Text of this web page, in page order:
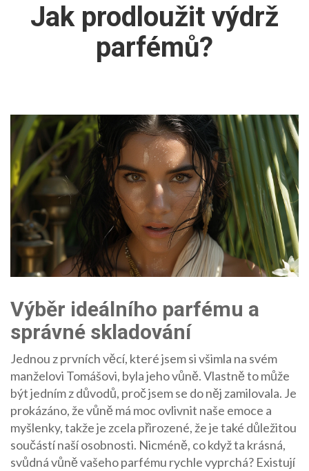
Jak prodloužit výdrž
parfémů?
Výběr ideálního parfému a
správné skladování
Jednou z prvních věcí, které jsem si všimla na svém
manželovi Tomášovi, byla jeho vůně. Vlastně to může
být jedním z důvodů, proč jsem se do něj zamilovala. Je
prokázáno, že vůně má moc ovlivnit naše emoce a
myšlenky, takže je zcela přirozené, že je také důležitou
součástí naší osobnosti. Nicméně, co když ta krásná,
svůdná vůně vašeho parfému rychle vyprchá? Existují